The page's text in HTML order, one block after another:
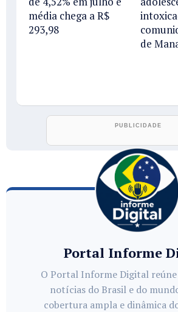
média chega a R$
293,98
de
Portal Informe
O Portal Informe Digital
notícias do Brasil e do
cobertura ampla e dinâmica